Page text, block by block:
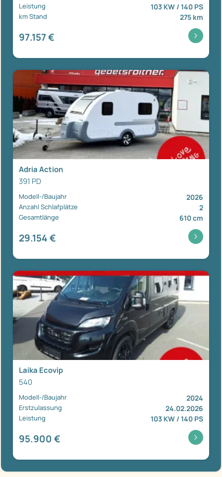
Leistung 103 KW / 140 PS
km Stand 275 km
97.157 €
Adria Action
391 PD
Modell-/Baujahr 2026
Anzahl Schlafplätze 2
Gesamtlänge 610 cm
29.154 €
Laika Ecovip
540
Modell-/Baujahr 2024
Erstzulassung 24.02.2026
Leistung 103 KW / 140 PS
95.900 €